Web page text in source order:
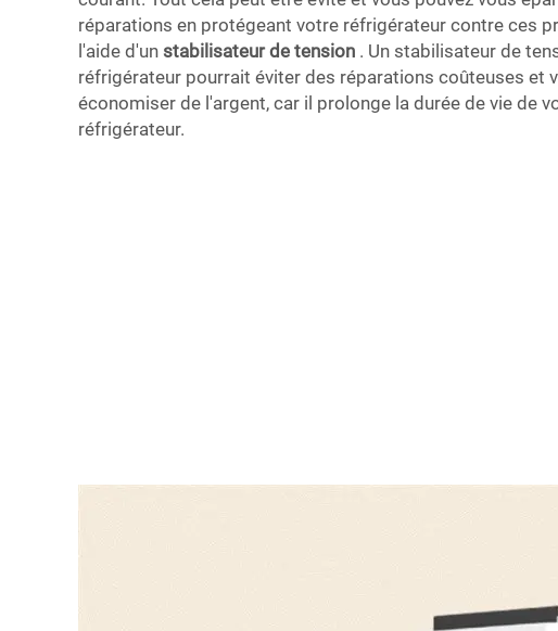
réparations en protégeant votre réfrigérateur contre ces
l'aide d'un stabilisateur de tension . Un stabilisateur de
réfrigérateur pourrait éviter des réparations coûteuses et
économiser de l'argent, car il prolonge la durée de vie de
réfrigérateur.